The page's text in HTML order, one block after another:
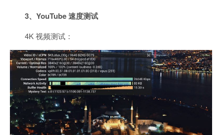
3、YouTube 速度测试
4K 视频测试：